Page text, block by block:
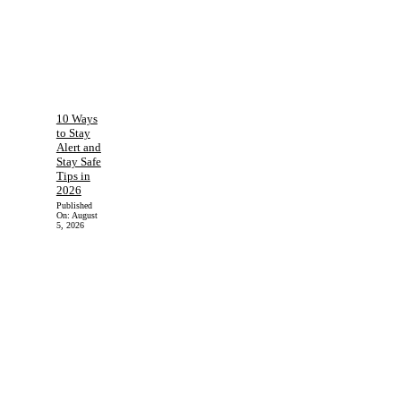
10 Ways
to Stay
Alert and
Stay Safe
Tips in
2026
Published
On: August
5, 2026